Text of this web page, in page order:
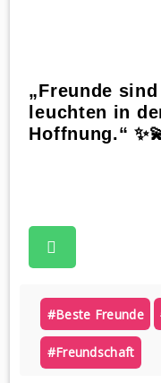
„Freunde
leuchten in
Hoffnung.“
#beste Freunde
#freundschaft